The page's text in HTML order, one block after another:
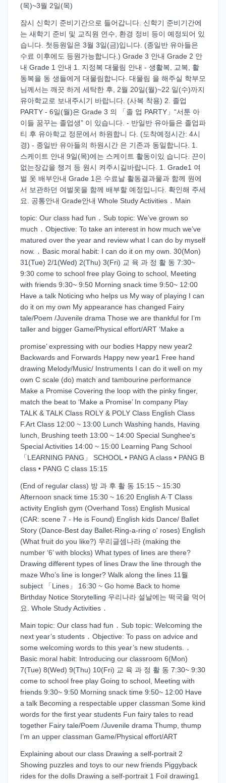
(목)~3월 2일(목)
잠시 신학기 준비기간으로 들어갑니다. 신학기 준비기간에
는 새학기 준비 및 교직원 연수, 환경 정비 등이 예정되어 있
습니다. 첫등원일은 3월 3일(금)입니다. (종일반 유아들은
수료 이후에도 등원가능합니다.) Grade 3 안내 Grade 2 안
내 Grade 1 안내 1. 지정복 대물림 안내 - 생활복, 교복, 활
동복을 동 생들에게 대물림합니다. 대물림 을 해주실 학부모
님께서는 깨끗 하게 세탁한 후, 2월 20일(월)~22 일(수)까지
유아학교로 보내주시기 바랍니다. (사복 착용) 2. 졸업
PARTY - 6일(월)은 Grade 3 의 「졸 업 PARTY」“서툰 아
이들 꿈꾸는 졸업생” 이 있습니다. - 반일반 유아들은 졸업파
티 후 유아학교 정문에서 하원합니 다. (도착예정시간: 4시
경) - 종일반 유아들의 하원시간 은 기존과 동일합니다. 1.
스케이트 안내 9일(목)에는 스케이트 활동이있 습니다. 끈이
없는장갑을 챙겨 등 원시 켜주시길바랍니다. 1. Grade1 여
벌 옷 배부안내 Grade 1은 수료날 활동결과물과 함께 원에
서 보관하던 여벌옷을 함께 배부할 예정입니다. 확인해 주세
요. 공통안내 Grade안내 Whole Study Activities ․ Main
topic: Our class had fun ․ Sub topic: We’ve grown so
much ․ Objective: To take an interest in how much we’ve
matured over the year and review what I can do by myself
now. ․ Basic moral habit: I can do it on my own. 30(Mon)
31(Tue) 2/1(Wed) 2(Thu) 3(Fri) 교 육 과 정 활 동 7:30~
9:30 come to school free play Going to school, Meeting
with friends 9:30~ 9:50 Morning snack time 9:50~ 12:00
Have a talk Noticing who helps us My way of playing I can
do it on my own My appearance has changed Fairy
tale/Poem /Juvenile drama Those we are thankful for I’m
taller and bigger Game/Physical effort/ART ‘Make a
promise’ expressing with our bodies Happy new year2
Backwards and Forwards Happy new year1 Free hand
drawing Melody/Music/ Instruments I can do it well on my
own C scale (do) match and tambourine performance
Make a Promise Covering the loop with the pinky finger,
match the beat to ‘Make a Promise’ In company Play
TALK & TALK Class ROLY & POLY Class English Class
F.Art Class 12:00 ~ 13:00 Lunch Washing hands, Having
lunch, Brushing teeth 13:00 ~ 14:00 Special Sunghee's
Special Activities 14:00 ~ 15:00 Learning Pang School
「LEARNING PANG」 SCHOOL • PANG A class • PANG B
class • PANG C class 15:15
(End of regular class) 방 과 후 활 동 15:15 ~ 15:30
Afternoon snack time 15:30 ~ 16:20 English A·T Class
activity English gym (Overhand Toss) English Musical
(CAR: scene 7 - He is Found) English kids Dance/ Ballet
Story (Dance-Best day Ballet-Ring-a-ring o' roses) English
(What fruit do you like?) 우리글셈나라 (making the
number ‘6’ with blocks) What types of lines are there?
Drawing different types of lines Draw the line through the
maze Who’s line is longer? Walk along the lines 11월
subject 「Lines」 16:30 ~ Go home Back to home
Birthday Notice Storytelling 우리나라 설날에는 떡국을 먹어
요. Whole Study Activities ․
Main topic: Our class had fun ․ Sub topic: Welcoming the
next year’s students ․ Objective: To pass on advice and
some welcoming words to this year’s new students. ․
Basic moral habit: Introducing our classroom 6(Mon)
7(Tue) 8(Wed) 9(Thu) 10(Fri) 교 육 과 정 활 동 7:30~ 9:30
come to school free play Going to school, Meeting with
friends 9:30~ 9:50 Morning snack time 9:50~ 12:00 Have
a talk Becoming a respectable upper classman Some kind
words for the first year students Fun fairy tales to read
together Fairy tale/Poem /Juvenile drama Thump, thump
I’m an upper classman Game/Physical effort/ART
Explaining about our class Drawing a self-portrait 2
Showing puzzles and toys to our new friends Piggyback
rides for the dolls Drawing a self-portrait 1 Foil drawing1